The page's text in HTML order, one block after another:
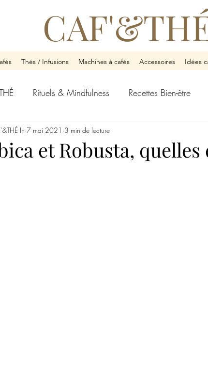
Thés / Infusions Machines à cafés Accessoires Idées
Rituels & Mindfulness Recettes Bien-être
Thé & Harmonie Conseils de Dégustation
et Robusta, quelles
In 7 mai 2021 3 min de lecture